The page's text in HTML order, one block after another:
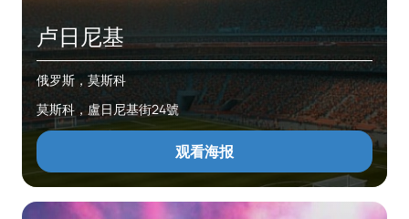
卢日尼基
俄罗斯，莫斯科
莫斯科，盧日尼基街24號
观看海报